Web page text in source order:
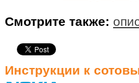
Смотрите также:
Инструкции к